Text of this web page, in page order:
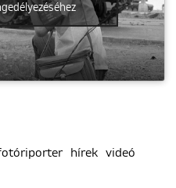
hírek videó